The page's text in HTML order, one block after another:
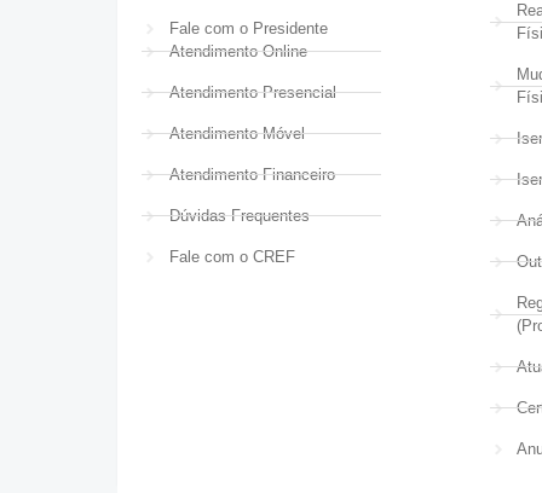
Fale com o Presidente
Atendimento Online
Atendimento Presencial
Atendimento Móvel
Atendimento Financeiro
Dúvidas Frequentes
Fale com o CREF